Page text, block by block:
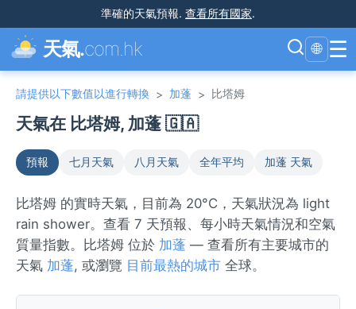
準確的天氣預報. 查看所有國家.
天氣.com.hk 🌐 ☰
請提供以下數值以進行轉換 > 加蓬 > 比塔姆
天氣在 比塔姆, 加蓬 🇬🇦
預報 七月天氣 八月天氣 全年平均 加蓬 天氣
比塔姆 的實時天氣，目前為 20°C，天氣狀況為 light
rain shower。查看 7 天預報、每小時天氣情況和空氣
質量指數。比塔姆 位於 加蓬 — 查看所有主要城市的
天氣 加蓬, 或瀏覽 目前最熱的城市 全球。